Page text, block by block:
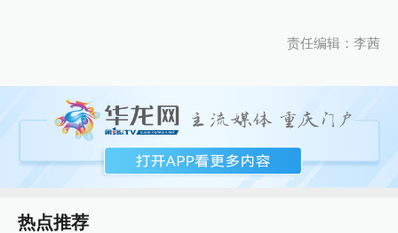
责任编辑：李茜
热点推荐